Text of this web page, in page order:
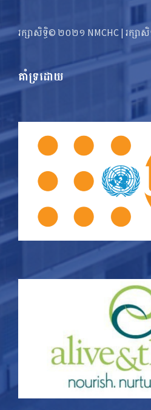
រក្សាសិទ្ធិ© ២០២១ NMCHC | រក្សា​​
គាំទ្រដោយ